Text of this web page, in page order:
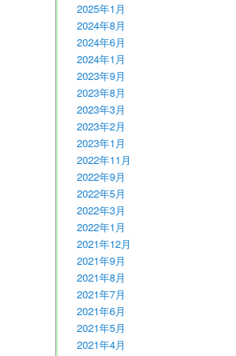
2025年1月
2024年8月
2024年6月
2024年1月
2023年9月
2023年8月
2023年3月
2023年2月
2023年1月
2022年11月
2022年9月
2022年5月
2022年3月
2022年1月
2021年12月
2021年9月
2021年8月
2021年7月
2021年6月
2021年5月
2021年4月